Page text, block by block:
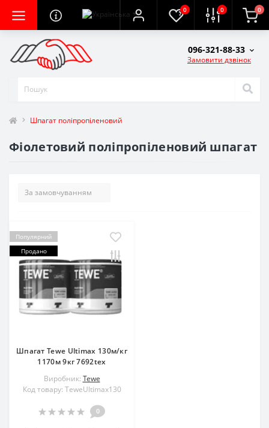
0 0 0
096-321-88-33
Замовити дзвінок
Шпагат поліпропіленовий
Фіолетовий поліпропіленовий шпагат
Популярний
Продано
Шпагат Tewe Ultimax 130м/кг
1170м 9кг 7692tex
Виробник: Tewe
Код товару: ТeweUltimax130
0